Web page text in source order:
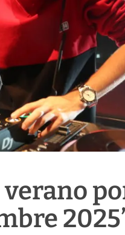
2025’